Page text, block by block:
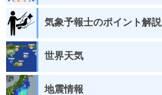
気象予報士のポイント解説
世界天気
地震情報